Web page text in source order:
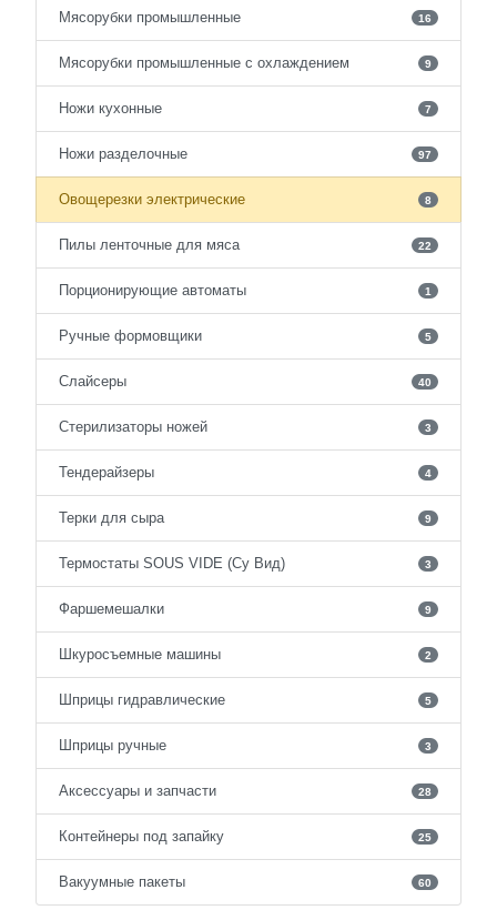
Мясорубки промышленные 16
Мясорубки промышленные с охлаждением 9
Ножи кухонные 7
Ножи разделочные 97
Овощерезки электрические 8
Пилы ленточные для мяса 22
Порционирующие автоматы 1
Ручные формовщики 5
Слайсеры 40
Стерилизаторы ножей 3
Тендерайзеры 4
Терки для сыра 9
Термостаты SOUS VIDE (Су Вид) 3
Фаршемешалки 9
Шкуросъемные машины 2
Шприцы гидравлические 5
Шприцы ручные 3
Аксессуары и запчасти 28
Контейнеры под запайку 25
Вакуумные пакеты 60